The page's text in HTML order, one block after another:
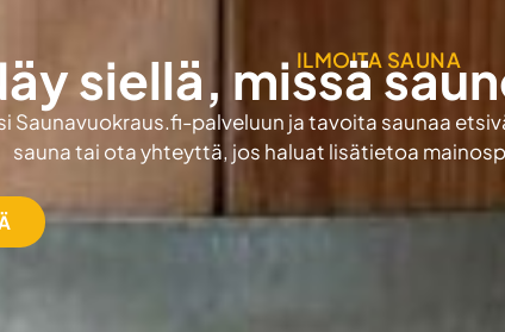
ILMOITA SAUNA
siellä, missä
Saunavuokraus.fi-palveluun ja tavoita saunaa
sauna tai ota yhteyttä, jos haluat lisätietoa